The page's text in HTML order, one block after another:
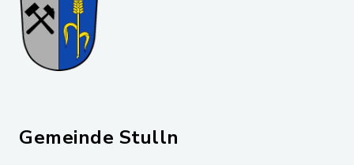
Gemeinde Stulln